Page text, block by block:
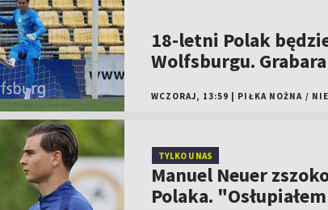
18-letni Polak
Wolfsburgu.
WCZORAJ, 13:59 PIŁKA NOŻNA /
TYLKO U NAS
Manuel Neuer
Polaka.